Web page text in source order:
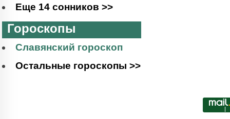
Еще 14 сонников >>
Гороскопы
Славянский гороскоп
Остальные гороскопы >>